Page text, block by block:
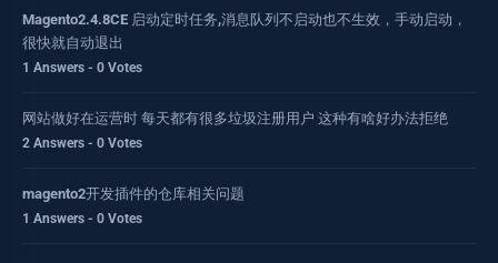
Magento2.4.8CE 启动定时任务,消息队列不启动也不生效，手动启动，
很快就自动退出
1 Answers - 0 Votes
网站做好在运营时 每天都有很多垃圾注册用户 这种有啥好办法拒绝
2 Answers - 0 Votes
magento2开发插件的仓库相关问题
1 Answers - 0 Votes